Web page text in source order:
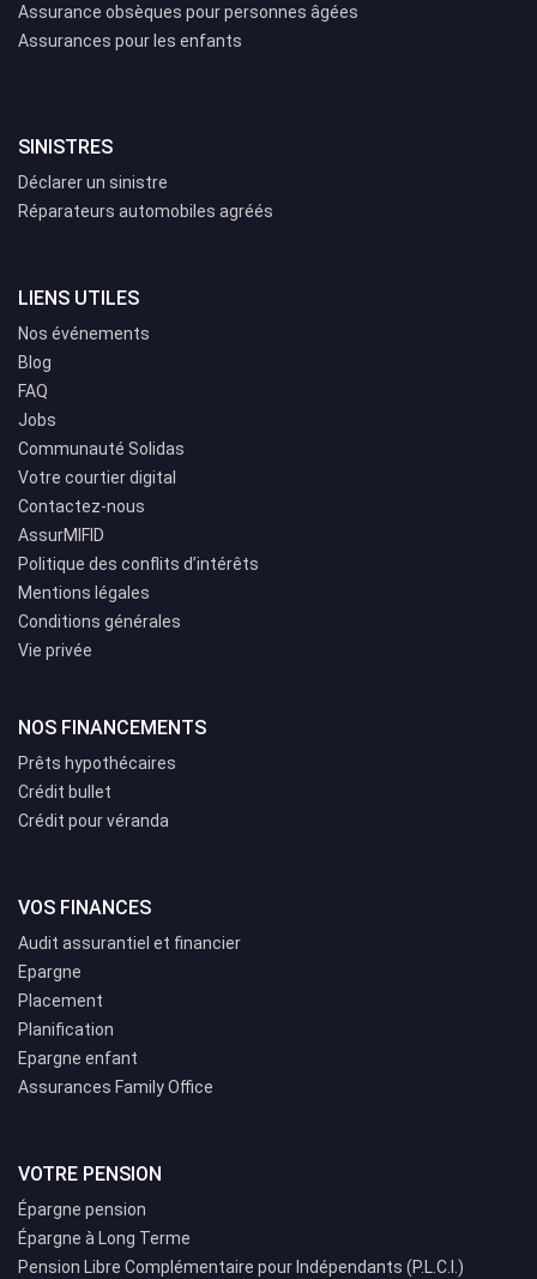
Assurance obsèques pour personnes âgées
Assurances pour les enfants
SINISTRES
Déclarer un sinistre
Réparateurs automobiles agréés
LIENS UTILES
Nos événements
Blog
FAQ
Jobs
Communauté Solidas
Votre courtier digital
Contactez-nous
AssurMIFID
Politique des conflits d’intérêts
Mentions légales
Conditions générales
Vie privée
NOS FINANCEMENTS
Prêts hypothécaires
Crédit bullet
Crédit pour véranda
VOS FINANCES
Audit assurantiel et financier
Epargne
Placement
Planification
Epargne enfant
Assurances Family Office
VOTRE PENSION
Épargne pension
Épargne à Long Terme
Pension Libre Complémentaire pour Indépendants (P.L.C.I.)